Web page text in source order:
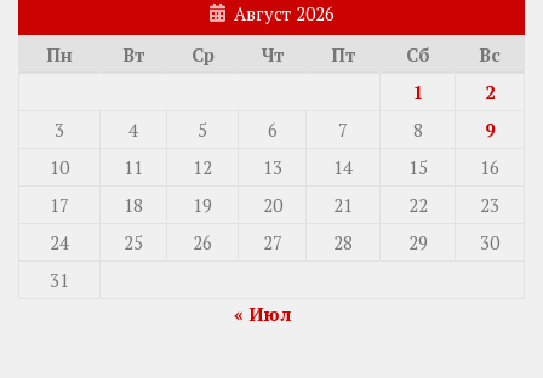
Август 2026
Пн
Вт Ср Чт Пт Сб
Вс
1
2
3
4 5 6 7 8
9
10
11 12 13 14 15
16
17
18 19 20 21 22
23
24
25 26 27 28 29
30
31
« Июл